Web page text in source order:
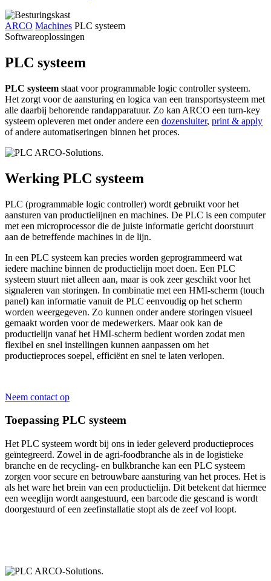
ARCO Machines PLC systeem
Softwareoplossingen
PLC systeem
PLC systeem staat voorprogrammable logic controller systeem.
Het zorgt voor de aansturing en logica van een transportsysteem met
alle daarbij behorende randapparatuur. Zo kan ARCO een turn-key
systeem opleveren met onder andere een dozensluiter, print & apply
of andere automatiseringen binnen het proces.
Werking PLC systeem
PLC (programmable logic controller) wordt gebruikt voor het
aansturen van productielijnen en machines. De PLC is een computer
met een microprocessor die de juiste informatie gericht doorstuurt
aan de betreffende machines in de lijn.
In een PLC systeem kan precies worden geprogrammeerd wat
iedere machine binnen de productielijn moet doen. Een PLC
systeem stuurt niet alleen aan, maar is ook zeer geschikt voor het
signaleren van storingen. In combinatie met een HMI-scherm (touch
panel) kan informatie vanuit de PLC eenvoudig op het scherm
worden weergegeven. Zo kunnen onder andere storingen visueel
gemaakt worden voor de medewerkers. Maar ook kan de
productielijn vanaf het HMI-scherm bedient worden zodat men
flexibel en snel instellingen kunnen aanpassen om het
productieproces soepel, efficiënt en snel te laten verlopen.
Neem contact op
Toepassing PLC systeem
Het PLC systeem wordt bij ons in ieder geleverd productieproces
geïntegreerd. Zowel in de agri-foodbranche als in de logistieke
branche en de recycling- en bulkbranche kan een PLC systeem
zorgen voor secure en betrouwbare aansturing van het proces. Het is
als het ware het brein van een productielijn. Dit betekent dat hiermee
een weeglijn wordt aangestuurd, een barcode die gescand is wordt
doorgestuurd of een zeefinstallatie stopt als de zeef vol loopt.